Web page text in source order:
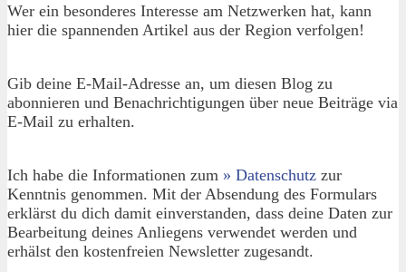
Wer ein besonderes Interesse am Netzwerken hat, kann
hier die spannenden Artikel aus der Region verfolgen!
Gib deine E-Mail-Adresse an, um diesen Blog zu
abonnieren und Benachrichtigungen über neue Beiträge via
E-Mail zu erhalten.
Ich habe die Informationen zum » Datenschutz zur
Kenntnis genommen. Mit der Absendung des Formulars
erklärst du dich damit einverstanden, dass deine Daten zur
Bearbeitung deines Anliegens verwendet werden und
erhälst den kostenfreien Newsletter zugesandt.